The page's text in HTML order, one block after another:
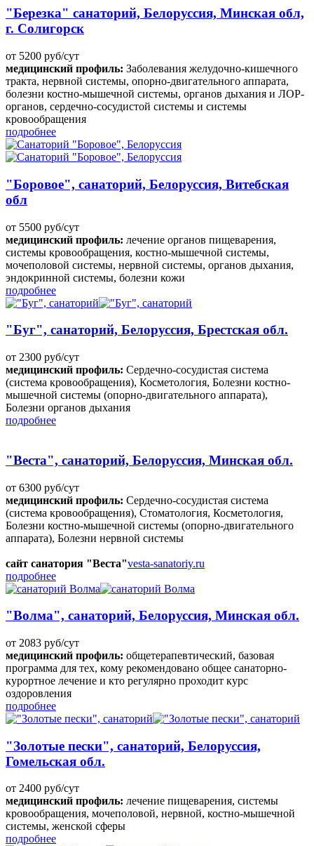
"Березка" санаторий, Белоруссия, Минская обл,
г. Солигорск
от 5200 руб/сут
медицинский профиль: Заболевания желудочно-кишечного
тракта, нервной системы, опорно-двигательного аппарата,
болезни костно-мышечной системы, органов дыхания и ЛОР-
органов, сердечно-сосудистой системы и системы
кровообращения
подробнее
"Боровое", санаторий, Белоруссия, Витебская
обл
от 5500 руб/сут
медицинский профиль: лечение органов пищеварения,
системы кровообращения, костно-мышечной системы,
мочеполовой системы, нервной системы, органов дыхания,
эндокринной системы, болезни кожи
подробнее
"Буг", санаторий, Белоруссия, Брестская обл.
от 2300 руб/сут
медицинский профиль: Сердечно-сосудистая система
(система кровообращения), Косметология, Болезни костно-
мышечной системы (опорно-двигательного аппарата),
Болезни органов дыхания
подробнее
"Веста", санаторий, Белоруссия, Минская обл.
от 6300 руб/сут
медицинский профиль: Сердечно-сосудистая система
(система кровообращения), Стоматология, Косметология,
Болезни костно-мышечной системы (опорно-двигательного
аппарата), Болезни нервной системы
сайт санатория "Веста"vesta-sanatoriy.ru
подробнее
"Волма", санаторий, Белоруссия, Минская обл.
от 2083 руб/сут
медицинский профиль: общетерапевтический, базовая
программа для тех, кому рекомендовано общее санаторно-
курортное лечение и кто регулярно проходит курс
оздоровления
подробнее
"Золотые пески", санаторий, Белоруссия,
Гомельская обл.
от 2400 руб/сут
медицинский профиль: лечение пищеварения, системы
кровообращения, мочеполовой, нервной, костно-мышечной
системы, женской сферы
подробнее